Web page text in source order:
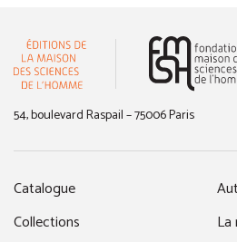
54, boulevard Raspail – 75006 Paris
Catalogue
Collections
La